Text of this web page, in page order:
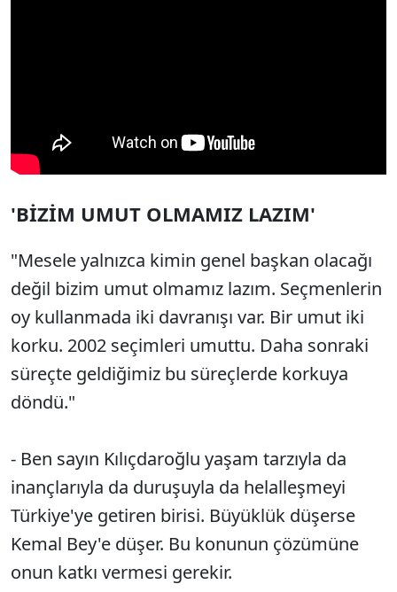
'BİZİM UMUT OLMAMIZ LAZIM'
"Mesele yalnızca kimin genel başkan olacağı
değil bizim umut olmamız lazım. Seçmenlerin
oy kullanmada iki davranışı var. Bir umut iki
korku. 2002 seçimleri umuttu. Daha sonraki
süreçte geldiğimiz bu süreçlerde korkuya
döndü."
- Ben sayın Kılıçdaroğlu yaşam tarzıyla da
inançlarıyla da duruşuyla da helalleşmeyi
Türkiye'ye getiren birisi. Büyüklük düşerse
Kemal Bey'e düşer. Bu konunun çözümüne
onun katkı vermesi gerekir.